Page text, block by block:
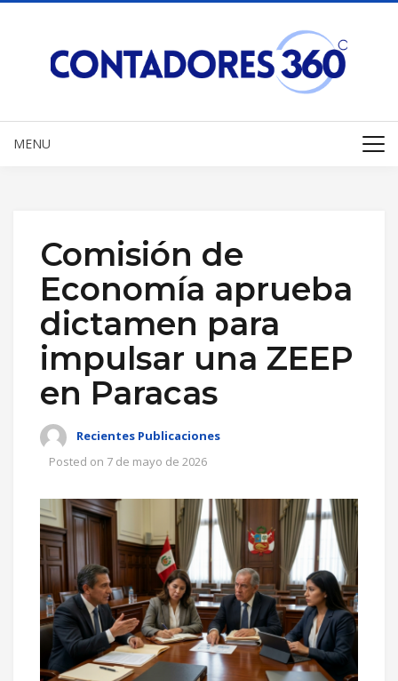
MENU
Comisión de
Economía aprueba
dictamen para
impulsar una ZEEP
en Paracas
Recientes Publicaciones
Posted on 7 de mayo de 2026